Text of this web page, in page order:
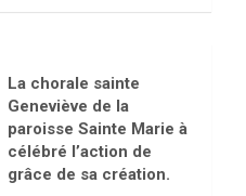
La chorale sainte
Geneviève de la
paroisse Sainte Marie à
célébré l’action de
grâce de sa création.